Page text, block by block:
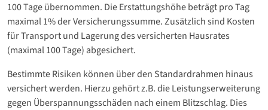
100 Tage übernommen. Die Erstattungshöhe beträgt pro Tag
maximal 1% der Versicherungssumme. Zusätzlich sind Kosten
für Transport und Lagerung des versicherten Hausrates
(maximal 100 Tage) abgesichert.
Bestimmte Risiken können über den Standardrahmen hinaus
versichert werden. Hierzu gehört z.B. die Leistungserweiterung
gegen Überspannungsschäden nach einem Blitzschlag. Dies